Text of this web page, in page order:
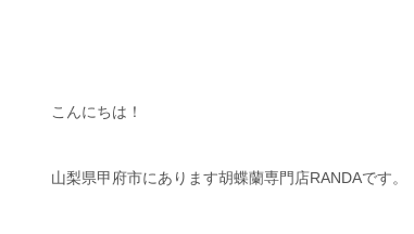
こんにちは！
山梨県甲府市にあります胡蝶蘭専門店RANDAです。